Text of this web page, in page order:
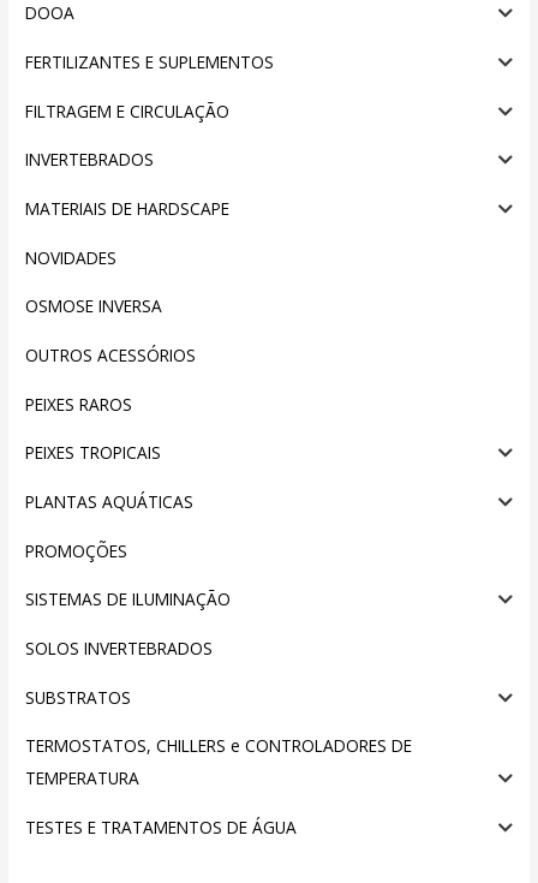
DOOA
FERTILIZANTES E SUPLEMENTOS
FILTRAGEM E CIRCULAÇÃO
INVERTEBRADOS
MATERIAIS DE HARDSCAPE
NOVIDADES
OSMOSE INVERSA
OUTROS ACESSÓRIOS
PEIXES RAROS
PEIXES TROPICAIS
PLANTAS AQUÁTICAS
PROMOÇÕES
SISTEMAS DE ILUMINAÇÃO
SOLOS INVERTEBRADOS
SUBSTRATOS
TERMOSTATOS, CHILLERS e CONTROLADORES DE
TEMPERATURA
TESTES E TRATAMENTOS DE ÁGUA